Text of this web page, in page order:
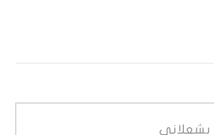
بشعلاني